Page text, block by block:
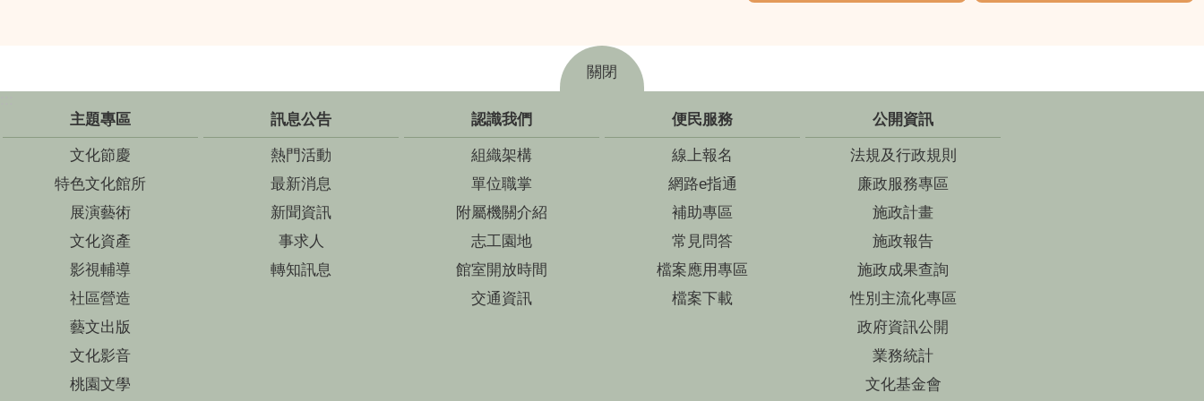
關閉
主題專區
文化節慶
特色文化館所
展演藝術
文化資產
影視輔導
社區營造
藝文出版
文化影音
桃園文學
訊息公告
熱門活動
最新消息
新聞資訊
事求人
轉知訊息
認識我們
組織架構
單位職掌
附屬機關介紹
志工園地
館室開放時間
交通資訊
便民服務
線上報名
網路e指通
補助專區
常見問答
檔案應用專區
檔案下載
公開資訊
法規及行政規則
廉政服務專區
施政計畫
施政報告
施政成果查詢
性別主流化專區
政府資訊公開
業務統計
文化基金會